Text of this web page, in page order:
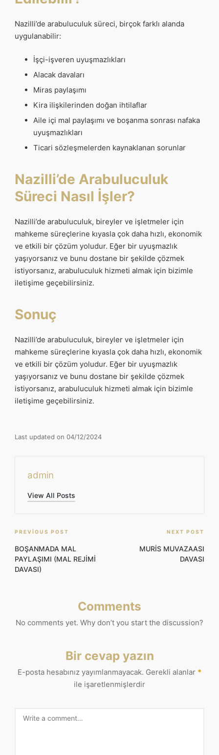
Nazilli’de arabuluculuk süreci, birçok farklı alanda
uygulanabilir:
İşçi-işveren uyuşmazlıkları
Alacak davaları
Miras paylaşımı
Kira ilişkilerinden doğan ihtilaflar
Aile içi mal paylaşımı ve boşanma sonrası nafaka
uyuşmazlıkları
Ticari sözleşmelerden kaynaklanan sorunlar
Nazilli’de Arabuluculuk
Süreci Nasıl İşler?
Nazilli’de arabuluculuk, bireyler ve işletmeler için
mahkeme süreçlerine kıyasla çok daha hızlı, ekonomik
ve etkili bir çözüm yoludur. Eğer bir uyuşmazlık
yaşıyorsanız ve bunu dostane bir şekilde çözmek
istiyorsanız, arabuluculuk hizmeti almak için bizimle
iletişime geçebilirsiniz.
Sonuç
Nazilli’de arabuluculuk, bireyler ve işletmeler için
mahkeme süreçlerine kıyasla çok daha hızlı, ekonomik
ve etkili bir çözüm yoludur. Eğer bir uyuşmazlık
yaşıyorsanız ve bunu dostane bir şekilde çözmek
istiyorsanız, arabuluculuk hizmeti almak için bizimle
iletişime geçebilirsiniz.
Last updated on 04/12/2024
admin
View All Posts
Post
navigation
PREVIOUS POST
BOŞANMADA MAL
PAYLAŞIMI (MAL REJİMİ
DAVASI)
NEXT POST
MURİS MUVAZAASI
DAVASI
Comments
No comments yet. Why don’t you start the discussion?
Bir cevap yazın
E-posta hesabınız yayımlanmayacak. Gerekli alanlar *
ile işaretlenmişlerdir